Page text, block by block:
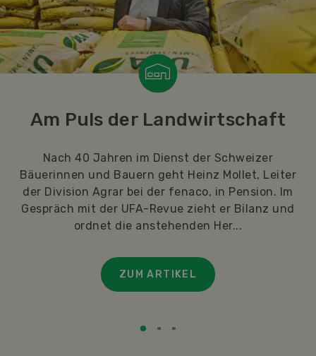
Starkes Vertrauen in
Genossenschaften sind für die Landwirtinnen
und Landwirte und die Schweizer Bevölkerung
wichtig und zukunftsweisend, wie eine Umfrage
der Idée Coopérative zeigt. Genossenschaften